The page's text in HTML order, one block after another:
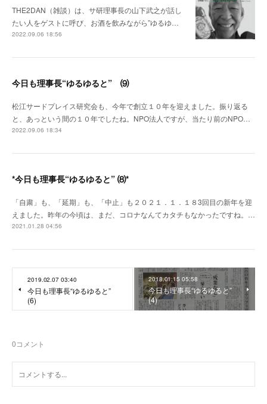
THE2DAN（雑談）は、サ研理事長の山下武之が話し
たい人をゲストに呼び、お酒を飲みながら”ゆるゆ…
2022.09.06 18:56
今日も理事長“ゆるゆると” ⑼
松江サードプレイス研究会も、今年で創立１０年を迎えました。振り返る
と、あっという間の１０年でしたね。NPO法人ですが、当たり前のNPO…
2022.09.06 18:34
*今日も理事長“ゆるゆると” ⑻*
「自粛」も、「延期」も、「中止」も２０２１．１．１８3回目の新年を迎
えました。昨年の今頃は、まだ、コロナなんてカタチもなかったですね。…
2021.01.28 04:56
2019.02.07 03:40
今日も理事長“ゆるゆると”
(6)
2018.01.15 05:58
今日も理事長“ゆるゆると”
(4)
0コメント